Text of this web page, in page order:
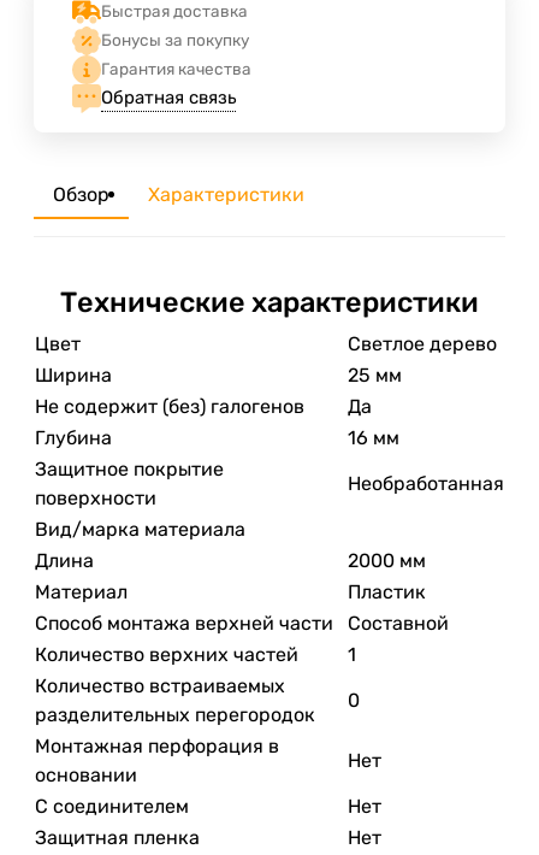
Быстрая доставка
Бонусы за покупку
Гарантия качества
Обратная связь
Обзор Характеристики
Технические характеристики
Цвет
Светлое дерево
Ширина
25 мм
Не содержит (без) галогенов
Да
Глубина
16 мм
Защитное покрытие
поверхности
Необработанная
Вид/марка материала
Длина
2000 мм
Материал
Пластик
Способ монтажа верхней части
Составной
Количество верхних частей
1
Количество встраиваемых
разделительных перегородок
0
Монтажная перфорация в
основании
Нет
С соединителем
Нет
Защитная пленка
Нет